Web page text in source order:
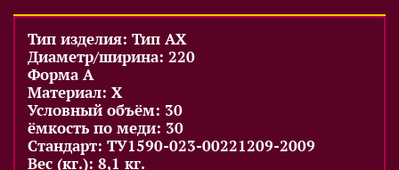
Тип изделия: Тип AX
Диаметр/ширина: 220
Форма A
Материал: X
Условный объём: 30
ёмкость по меди: 30
Стандарт: ТУ1590-023-00221209-2009
Вес (кг.): 8,1 кг.